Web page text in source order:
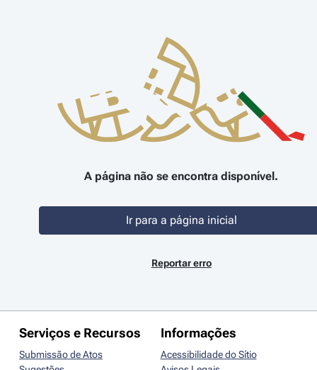
A página não se encontra disponível.
Ir para a página inicial
Reportar erro
Serviços e Recursos
Submissão de Atos
Informações
Acessibilidade do Sítio